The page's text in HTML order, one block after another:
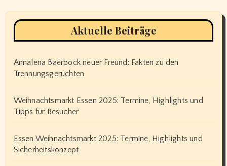
Aktuelle Beiträge
Annalena Baerbock neuer Freund: Fakten zu den
Trennungsgerüchten
Weihnachtsmarkt Essen 2025: Termine, Highlights und
Tipps für Besucher
Essen Weihnachtsmarkt 2025: Termine, Highlights und
Sicherheitskonzept